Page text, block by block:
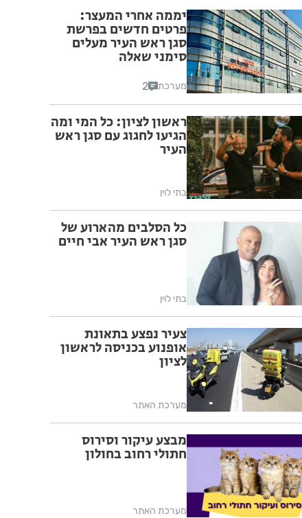
יממה אחרי המעצר:
פרטים חדשים בפרשת
סגן ראש העיר מעלים
סימני שאלה
מערכת 2
ראשון לציון: כל המי ומה
הגיעו לחגוג עם סגן ראש
העיר
בתי לוין
כל הסלבים מהארוע של
סגן ראש העיר אבי חיים
בתי לוין
צעיר נפצע בתאונת
אופנוע בכניסה לראשון
לציון
מערכת האתר
מבצע עיקור וסירוס
חתולי רחוב בחולון
מערכת האתר